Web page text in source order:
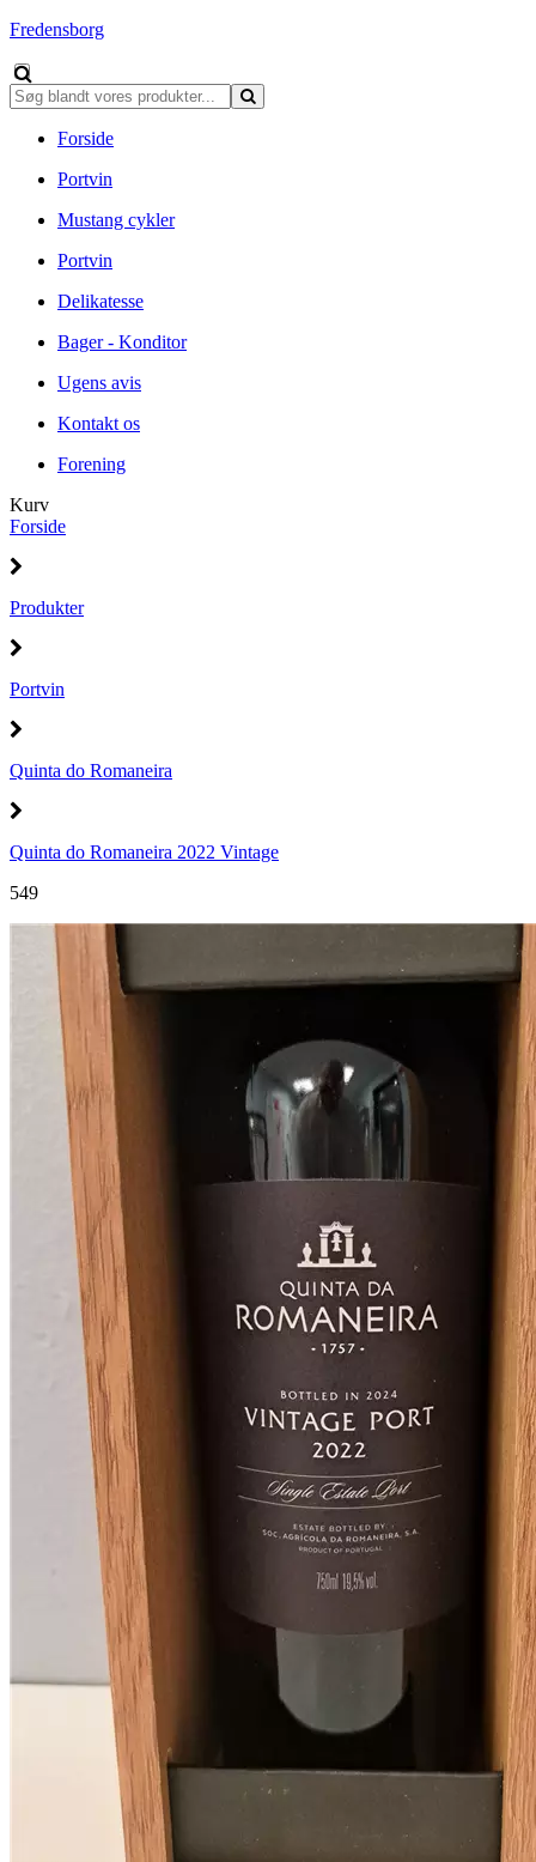
Fredensborg
Forside
Portvin
Mustang cykler
Portvin
Delikatesse
Bager - Konditor
Ugens avis
Kontakt os
Forening
Kurv
Forside
Produkter
Portvin
Quinta do Romaneira
Quinta do Romaneira 2022 Vintage
549